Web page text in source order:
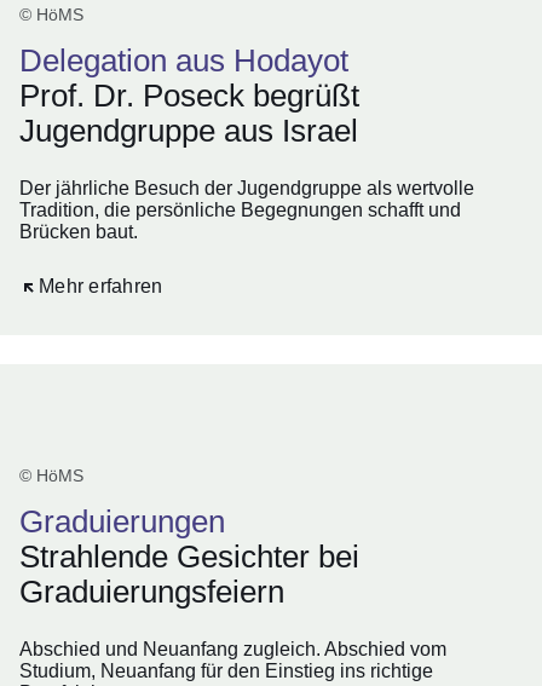
© HöMS
Delegation aus Hodayot
Prof. Dr. Poseck begrüßt
Jugendgruppe aus Israel
Der jährliche Besuch der Jugendgruppe als wertvolle
Tradition, die persönliche Begegnungen schafft und
Brücken baut.
Mehr erfahren
Öffnet sich in einem neuen Fenster
© HöMS
Graduierungen
Strahlende Gesichter bei
Graduierungsfeiern
Abschied und Neuanfang zugleich. Abschied vom
Studium, Neuanfang für den Einstieg ins richtige